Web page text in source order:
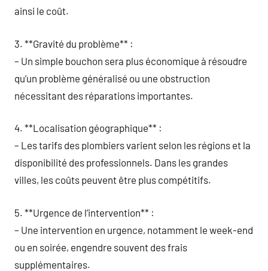
ainsi le coût.
3. **Gravité du problème** :
– Un simple bouchon sera plus économique à résoudre
qu’un problème généralisé ou une obstruction
nécessitant des réparations importantes.
4. **Localisation géographique** :
– Les tarifs des plombiers varient selon les régions et la
disponibilité des professionnels. Dans les grandes
villes, les coûts peuvent être plus compétitifs.
5. **Urgence de l’intervention** :
– Une intervention en urgence, notamment le week-end
ou en soirée, engendre souvent des frais
supplémentaires.